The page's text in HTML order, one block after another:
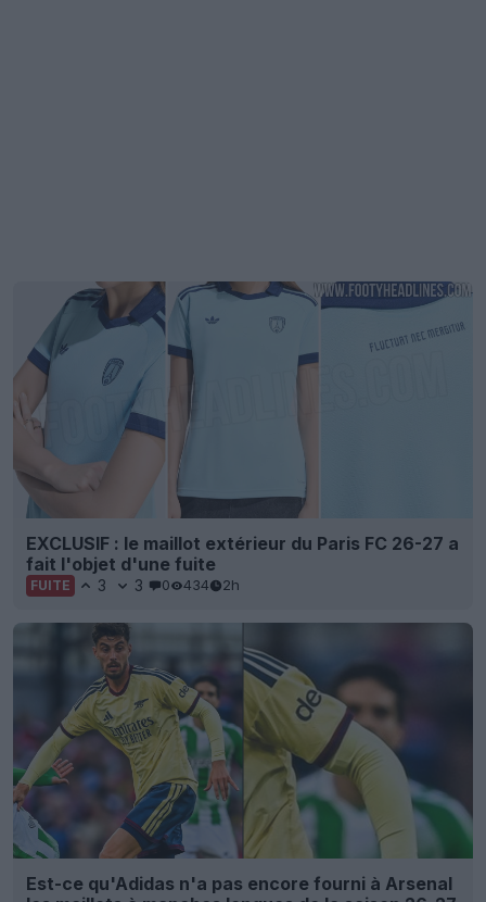
EXCLUSIF : le maillot extérieur du Paris FC 26-27 a
fait l'objet d'une fuite
FUITE 3 3 0 434 2h
Est-ce qu'Adidas n'a pas encore fourni à Arsenal